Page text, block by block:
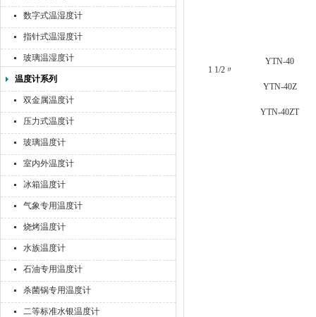
数字式温湿度计
指针式温湿度计
玻璃温湿度计
温度计系列
双金属温度计
压力式温度计
玻璃温度计
室内外温度计
冰箱温度计
气象专用温度计
烧烤温度计
水族温度计
石油专用温度计
杀菌锅专用温度计
二等标准水银温度计
1 1/2〃
YTN-40
YTN-40Z
YTN-40ZT